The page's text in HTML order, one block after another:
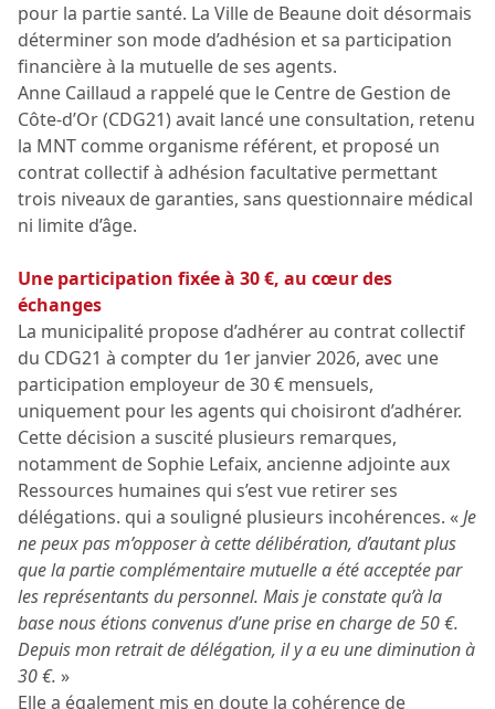
pour la partie santé. La Ville de Beaune doit désormais
déterminer son mode d’adhésion et sa participation
financière à la mutuelle de ses agents.
Anne Caillaud a rappelé que le Centre de Gestion de
Côte-d’Or (CDG21) avait lancé une consultation, retenu
la MNT comme organisme référent, et proposé un
contrat collectif à adhésion facultative permettant
trois niveaux de garanties, sans questionnaire médical
ni limite d’âge.
Une participation fixée à 30 €, au cœur des
échanges
La municipalité propose d’adhérer au contrat collectif
du CDG21 à compter du 1er janvier 2026, avec une
participation employeur de 30 € mensuels,
uniquement pour les agents qui choisiront d’adhérer.
Cette décision a suscité plusieurs remarques,
notamment de Sophie Lefaix, ancienne adjointe aux
Ressources humaines qui s’est vue retirer ses
délégations. qui a souligné plusieurs incohérences. «Je
ne peux pas m’opposer à cette délibération, d’autant plus
que la partie complémentaire mutuelle a été acceptée par
les représentants du personnel. Mais je constate qu’à la
base nous étions convenus d’une prise en charge de 50 €.
Depuis mon retrait de délégation, il y a eu une diminution à
30 €. »
Elle a également mis en doute la cohérence de